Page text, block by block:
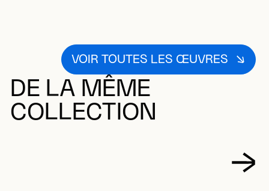
VOIR TOUTES LES ŒUVRES
DE LA MÊME
COLLECTION